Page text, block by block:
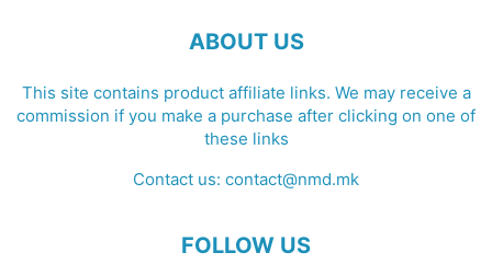
ABOUT US
This site contains product affiliate links. We may receive a
commission if you make a purchase after clicking on one of
these links
Contact us: contact@nmd.mk
FOLLOW US